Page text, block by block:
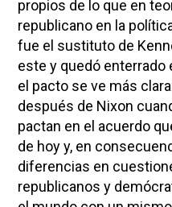
propios de lo que en
republicano en la
fue el sustituto de
este y quedó enterrado
el pacto se ve más
después de Nixon
pactan en el acuerdo
de hoy y, en
diferencias en
republicanos y